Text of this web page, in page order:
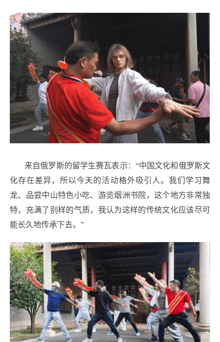
来自俄罗斯的留学生赛瓦表示：“中国文化和俄罗斯文
化存在差异，所以今天的活动格外吸引人。我们学习舞
龙、品尝中山特色小吃、游览烟洲书院，这个地方非常独
特，充满了别样的气质，我认为这样的传统文化应该尽可
能长久地传承下去。”